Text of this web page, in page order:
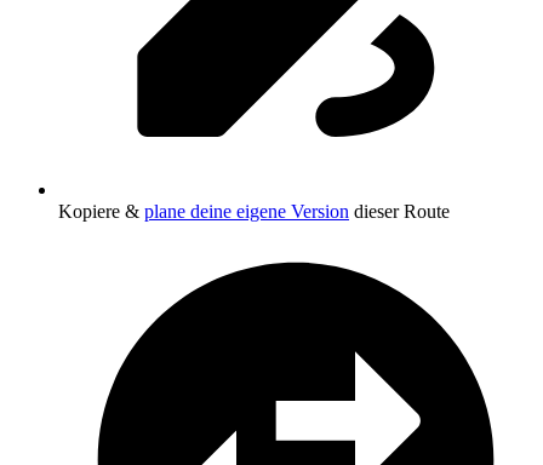
Kopiere & plane deine eigene Version dieser Route